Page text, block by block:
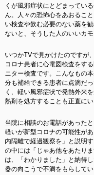
くが風邪症状にとどまってい
ん。人々の恐怖心をあおるこ
い検査や飲む必要のない薬を
ないと、そうした人のいいカ
いつかTVで見かけたのですが
コロナ患者に心電図検査をす
ニター検査です。こんなもの
分も補給できる患者に点滴だ
く、軽い風邪症状で発熱外来
熱剤を処方することも正直に
当院に相談のお電話があった
軽いが新型コロナの可能性が
内隔離で経過観察を」と説明
の中には「じゃあ他をあたり
は、「わかりました」と納得
器の向こうで不満をもらして